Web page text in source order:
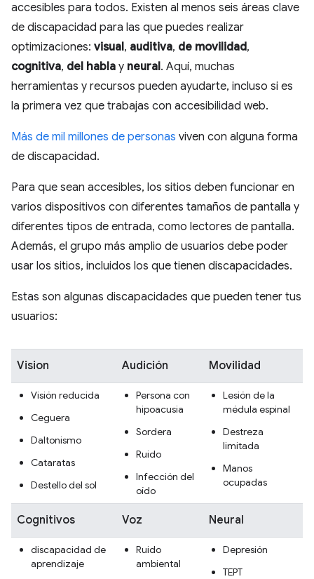
accesibles para todos. Existen al menos seis áreas clave
de discapacidad para las que puedes realizar
optimizaciones: visual, auditiva, de movilidad,
cognitiva, del habla y neural. Aquí, muchas
herramientas y recursos pueden ayudarte, incluso si es
la primera vez que trabajas con accesibilidad web.
Más de mil millones de personas viven con alguna forma
de discapacidad.
Para que sean accesibles, los sitios deben funcionar en
varios dispositivos con diferentes tamaños de pantalla y
diferentes tipos de entrada, como lectores de pantalla.
Además, el grupo más amplio de usuarios debe poder
usar los sitios, incluidos los que tienen discapacidades.
Estas son algunas discapacidades que pueden tener tus
usuarios:
Vision Audición Movilidad
Visión reducida
Ceguera
Daltonismo
Cataratas
Destello del sol
Persona con
hipoacusia
Sordera
Ruido
Infección del
oído
Lesión de la
médula espinal
Destreza
limitada
Manos
ocupadas
Cognitivos Voz Neural
discapacidad de
aprendizaje
Ruido
ambiental
Depresión
TEPT